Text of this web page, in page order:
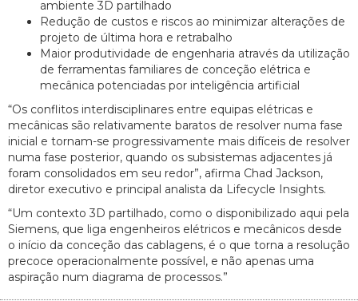
ambiente 3D partilhado
Redução de custos e riscos ao minimizar alterações de
projeto de última hora e retrabalho
Maior produtividade de engenharia através da utilização
de ferramentas familiares de conceção elétrica e
mecânica potenciadas por inteligência artificial
“Os conflitos interdisciplinares entre equipas elétricas e
mecânicas são relativamente baratos de resolver numa fase
inicial e tornam-se progressivamente mais difíceis de resolver
numa fase posterior, quando os subsistemas adjacentes já
foram consolidados em seu redor”, afirma Chad Jackson,
diretor executivo e principal analista da Lifecycle Insights.
“Um contexto 3D partilhado, como o disponibilizado aqui pela
Siemens, que liga engenheiros elétricos e mecânicos desde
o início da conceção das cablagens, é o que torna a resolução
precoce operacionalmente possível, e não apenas uma
aspiração num diagrama de processos.”